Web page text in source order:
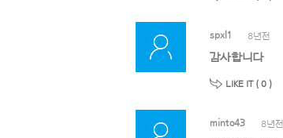
spxl1 8년전
감사합니다
LIKE IT ( 0 )
minto43 8년전